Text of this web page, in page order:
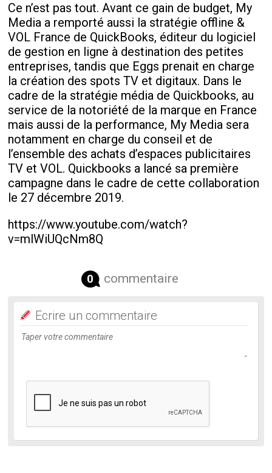
Ce n’est pas tout. Avant ce gain de budget, My
Media a remporté aussi la stratégie offline &
VOL France de QuickBooks, éditeur du logiciel
de gestion en ligne à destination des petites
entreprises, tandis que Eggs prenait en charge
la création des spots TV et digitaux. Dans le
cadre de la stratégie média de Quickbooks, au
service de la notoriété de la marque en France
mais aussi de la performance, My Media sera
notamment en charge du conseil et de
l’ensemble des achats d’espaces publicitaires
TV et VOL. Quickbooks a lancé sa première
campagne dans le cadre de cette collaboration
le 27 décembre 2019.
https://www.youtube.com/watch?
v=mlWiUQcNm8Q
0 commentaire
Ecrire un commentaire